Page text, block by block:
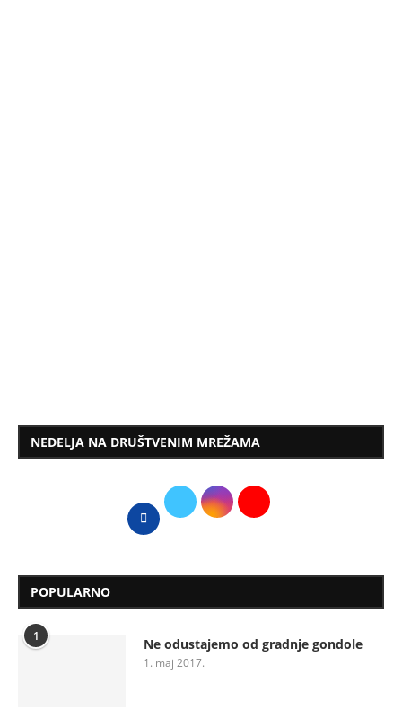
NEDELJA NA DRUŠTVENIM MREŽAMA
POPULARNO
1 Ne odustajemo od gradnje gondole
1. maj 2017.